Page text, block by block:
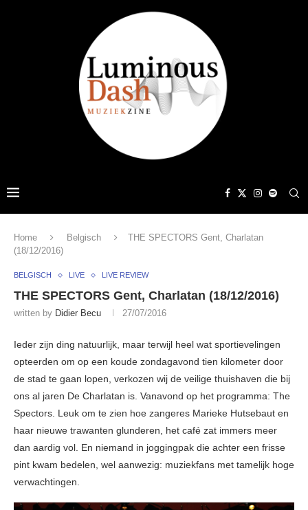
Home Belgisch
THE SPECTORS Gent, Charlatan
(18/12/2016)
BELGISCH LIVE LIVE REVIEW
THE SPECTORS Gent, Charlatan (18/12/2016)
written by Didier Becu 27/07/2016
Ieder zijn ding natuurlijk, maar terwijl heel wat sportievelingen
opteerden om op een koude zondagavond tien kilometer door
de stad te gaan lopen, verkozen wij de veilige thuishaven die bij
ons al jaren De Charlatan is. Vanavond op het programma: The
Spectors. Leuk om te zien hoe zangeres Marieke Hutsebaut en
haar nieuwe trawanten glunderen, het café zat immers meer
dan aardig vol. En niemand in joggingpak die achter een frisse
pint kwam bedelen, wel aanwezig: muziekfans met tamelijk hoge
verwachtingen.